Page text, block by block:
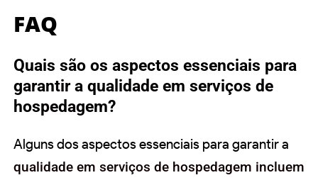
FAQ
Quais são os aspectos essenciais para
garantir a qualidade em serviços de
hospedagem?
Alguns dos aspectos essenciais para garantir a
qualidade em serviços de hospedagem incluem